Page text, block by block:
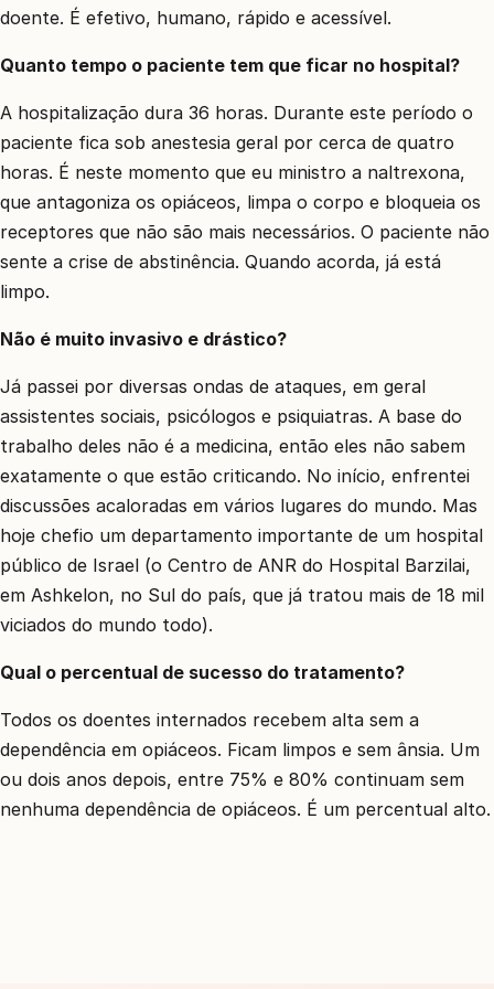
doente. É efetivo, humano, rápido e acessível.
Quanto tempo o paciente tem que ficar no hospital?
A hospitalização dura 36 horas. Durante este período o
paciente fica sob anestesia geral por cerca de quatro
horas. É neste momento que eu ministro a naltrexona,
que antagoniza os opiáceos, limpa o corpo e bloqueia os
receptores que não são mais necessários. O paciente não
sente a crise de abstinência. Quando acorda, já está
limpo.
Não é muito invasivo e drástico?
Já passei por diversas ondas de ataques, em geral
assistentes sociais, psicólogos e psiquiatras. A base do
trabalho deles não é a medicina, então eles não sabem
exatamente o que estão criticando. No início, enfrentei
discussões acaloradas em vários lugares do mundo. Mas
hoje chefio um departamento importante de um hospital
público de Israel (o Centro de ANR do Hospital Barzilai,
em Ashkelon, no Sul do país, que já tratou mais de 18 mil
viciados do mundo todo).
Qual o percentual de sucesso do tratamento?
Todos os doentes internados recebem alta sem a
dependência em opiáceos. Ficam limpos e sem ânsia. Um
ou dois anos depois, entre 75% e 80% continuam sem
nenhuma dependência de opiáceos. É um percentual alto.